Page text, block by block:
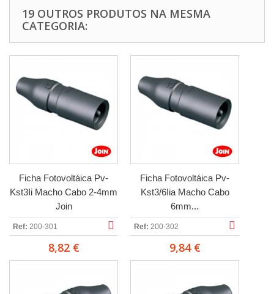
19 OUTROS PRODUTOS NA MESMA
CATEGORIA:
Ficha Fotovoltáica Pv-
Kst3Ii Macho Cabo 2-4mm
Join
Ref: 200-301
8,82 €
Ficha Fotovoltáica Pv-
Kst3/6Iia Macho Cabo
6mm...
Ref: 200-302
9,84 €